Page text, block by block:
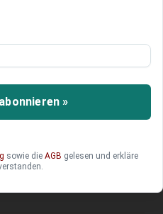
Russland-
Aluminiumoxid
dessen Produkte
landen.
Übernahme der EU-
»
sowie die AGB gelesen und erkläre